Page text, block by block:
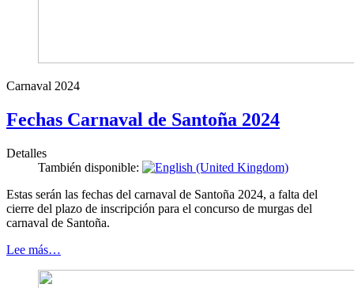
Carnaval 2024
Fechas Carnaval de Santoña 2024
Detalles
También disponible:
Estas serán las fechas del carnaval de Santoña 2024, a falta del
cierre del plazo de inscripción para el concurso de murgas del
carnaval de Santoña.
Lee más…